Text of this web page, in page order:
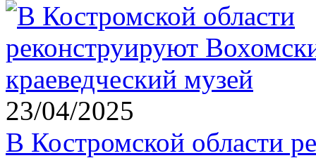
23/04/2025
В Костромской области